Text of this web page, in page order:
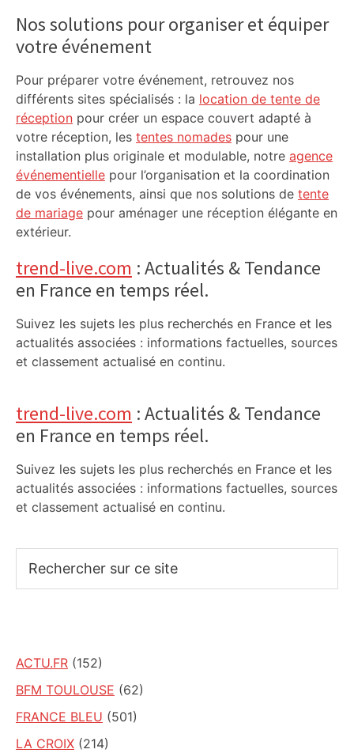
Sidebar
Nos solutions pour organiser et équiper
votre événement
Pour préparer votre événement, retrouvez nos
différents sites spécialisés : la location de tente de
réception pour créer un espace couvert adapté à
votre réception, les tentes nomades pour une
installation plus originale et modulable, notre agence
événementielle pour l’organisation et la coordination
de vos événements, ainsi que nos solutions de tente
de mariage pour aménager une réception élégante en
extérieur.
trend-live.com : Actualités & Tendance
en France en temps réel.
Suivez les sujets les plus recherchés en France et les
actualités associées : informations factuelles, sources
et classement actualisé en continu.
trend-live.com : Actualités & Tendance
en France en temps réel.
Suivez les sujets les plus recherchés en France et les
actualités associées : informations factuelles, sources
et classement actualisé en continu.
sur
ACTU.FR (152)
BFM TOULOUSE (62)
FRANCE BLEU (501)
LA CROIX (214)